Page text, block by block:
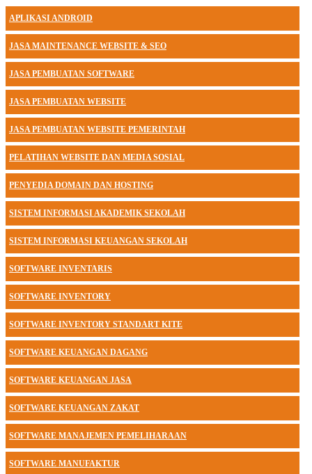
APLIKASI ANDROID
JASA MAINTENANCE WEBSITE & SEO
JASA PEMBUATAN SOFTWARE
JASA PEMBUATAN WEBSITE
JASA PEMBUATAN WEBSITE PEMERINTAH
PELATIHAN WEBSITE DAN MEDIA SOSIAL
PENYEDIA DOMAIN DAN HOSTING
SISTEM INFORMASI AKADEMIK SEKOLAH
SISTEM INFORMASI KEUANGAN SEKOLAH
SOFTWARE INVENTARIS
SOFTWARE INVENTORY
SOFTWARE INVENTORY STANDART KITE
SOFTWARE KEUANGAN DAGANG
SOFTWARE KEUANGAN JASA
SOFTWARE KEUANGAN ZAKAT
SOFTWARE MANAJEMEN PEMELIHARAAN
SOFTWARE MANUFAKTUR